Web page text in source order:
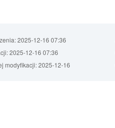
2025-12-16 07:36
2025-12-16 07:36
modyfikacji:2025-12-16